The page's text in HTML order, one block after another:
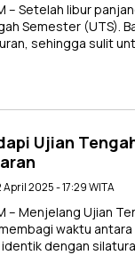
– Setelah libur
Semester (UTS).
sehingga sulit
Ujian
April 2025 - 17:29 WITA
– Menjelang Ujian
waktu
identik dengan